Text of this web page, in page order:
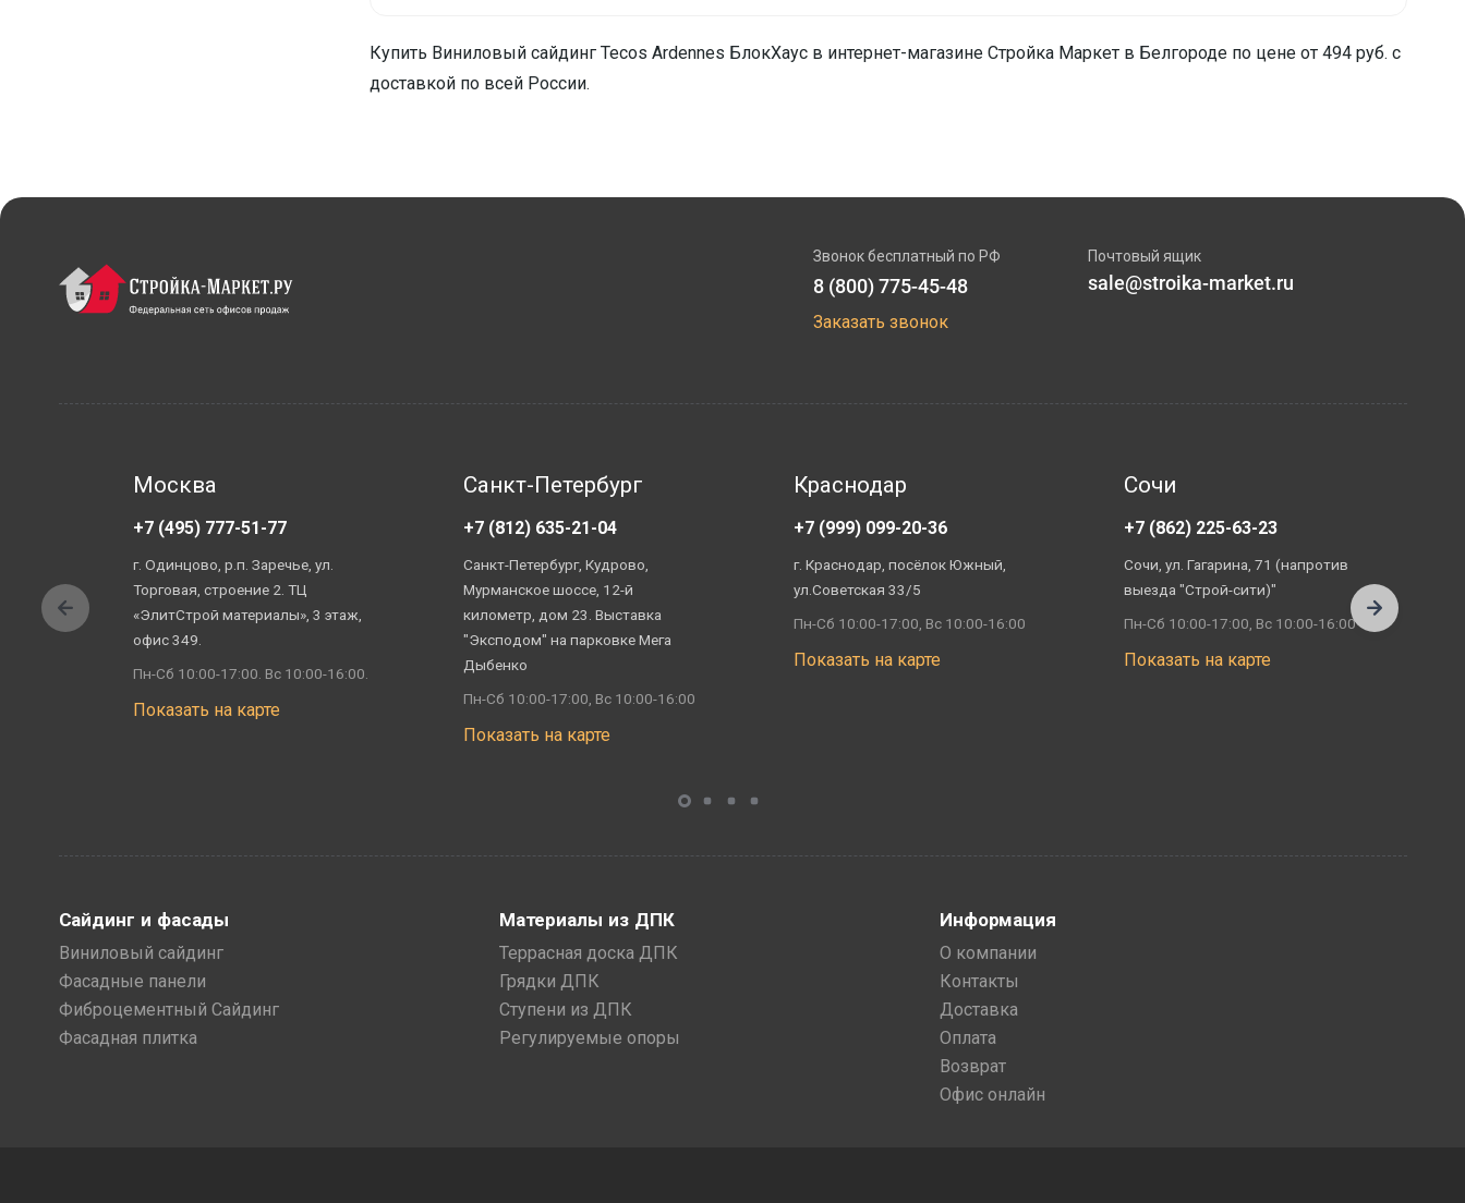
Купить Виниловый сайдинг Tecos Ardennes БлокХаус в интернет-магазине Стройка Маркет в Белгороде по цене от 494 руб. с
доставкой по всей России.
Звонок бесплатный по РФ
8 (800) 775-45-48
Заказать звонок
Почтовый ящик
sale@stroika-market.ru
Москва
+7 (495) 777-51-77
г. Одинцово, р.п. Заречье, ул.
Торговая, строение 2. ТЦ
«ЭлитСтрой материалы», 3 этаж,
офис 349.
Пн-Сб 10:00-17:00. Вс 10:00-16:00.
Показать на карте
Санкт-Петербург
+7 (812) 635-21-04
Санкт-Петербург, Кудрово,
Мурманское шоссе, 12-й
километр, дом 23. Выставка
"Эксподом" на парковке Мега
Дыбенко
Пн-Сб 10:00-17:00, Вс 10:00-16:00
Показать на карте
Краснодар
+7 (999) 099-20-36
г. Краснодар, посёлок Южный,
ул.Советская 33/5
Пн-Сб 10:00-17:00, Вс 10:00-16:00
Показать на карте
Сочи
+7 (862) 225-63-23
Сочи, ул. Гагарина, 71 (напротив
выезда "Строй-сити)"
Пн-Сб 10:00-17:00, Вс 10:00-16:00
Показать на карте
Сайдинг и фасады
Виниловый сайдинг
Фасадные панели
Фиброцементный Сайдинг
Фасадная плитка
Материалы из ДПК
Террасная доска ДПК
Грядки ДПК
Ступени из ДПК
Регулируемые опоры
Информация
О компании
Контакты
Доставка
Оплата
Возврат
Офис онлайн